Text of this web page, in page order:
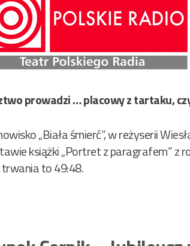
prowadzi … placowy z tartaku,
„Biała śmierć”, w reżyserii
książki „Portret z paragrafem” z
trwania to 49:48.